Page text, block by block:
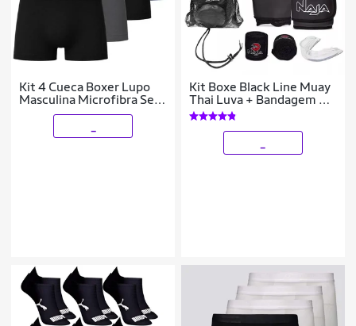
Kit 4 Cueca Boxer Lupo
Masculina Microfibra Sem
Costura Confortável
Kit Boxe Black Line Muay
Thai Luva + Bandagem +
Bucal - Naja